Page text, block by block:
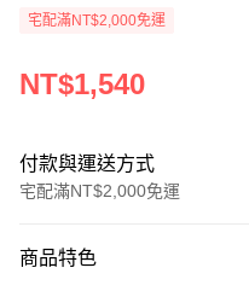
宅配滿NT$2,000免運
NT$1,540
付款與運送方式
宅配滿NT$2,000免運
信用卡一次付款
商品特色